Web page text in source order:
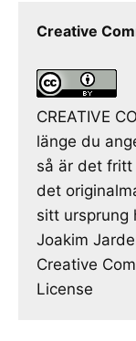
Creative
CREATIVE
länge du
så är det fritt
det
sitt ursprung
Joakim
Creative
License